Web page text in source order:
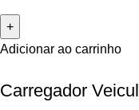
Adicionar ao carrinho
Carregador